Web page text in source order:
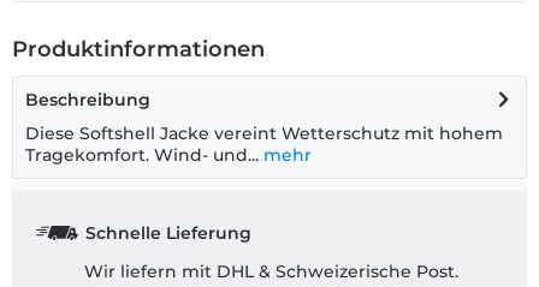
Produktinformationen
Beschreibung
Diese Softshell Jacke vereint Wetterschutz mit hohem
Tragekomfort. Wind- und... mehr
Schnelle Lieferung
Wir liefern mit DHL & Schweizerische Post.